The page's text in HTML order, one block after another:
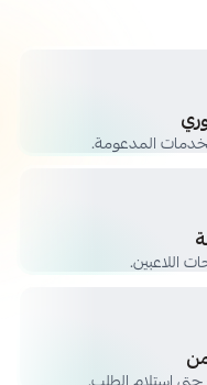
المدعومة.
اللاعبين.